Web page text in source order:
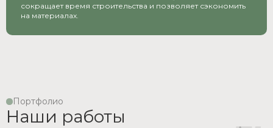
сокращает время строительства и позволяет сэкономить
на материалах.
Портфолио
Наши работы